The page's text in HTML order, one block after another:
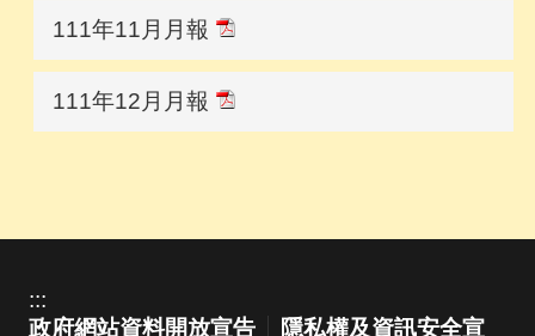
111年11月月報
111年12月月報
:::
政府網站資料開放宣告
隱私權及資訊安全宣